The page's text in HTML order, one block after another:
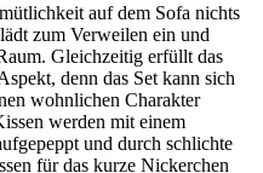
auf dem Sofa nichts
zum Verweilen ein und
Gleichzeitig erfüllt das
denn das Set kann sich
wohnlichen Charakter
werden mit einem
und durch schlichte
für das kurze Nickerchen